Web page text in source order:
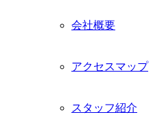
会社概要
アクセスマップ
スタッフ紹介